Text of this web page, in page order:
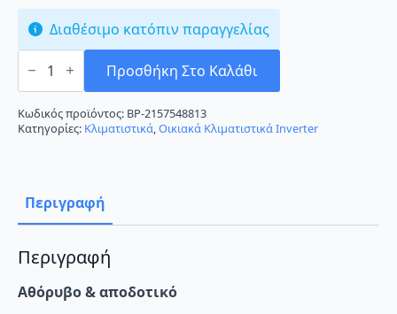
Διαθέσιμο κατόπιν παραγγελίας
Toshiba
Yukai
24E2KVG-
E/RAS-
24E2AVG-
BTU
A++/A++
με
Fi
ποσότητα
Προσθήκη Στο Καλάθι
Κωδικός προϊόντος: BP-2157548813
Κατηγορίες: Κλιματιστικά,Οικιακά Κλιματιστικά Inverter
Περιγραφή
Περιγραφή
Αθόρυβο & αποδοτικό